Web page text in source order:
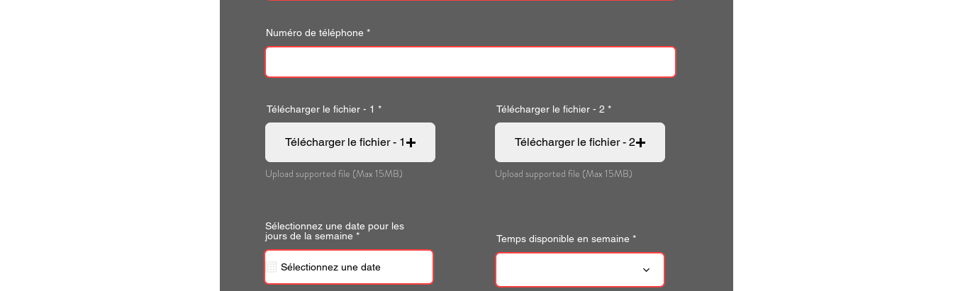
Sélectionnez une date pour les
jours de la semaine *r
u
r
Temps disponible en semaine
Numéro de téléphone
Télécharger le fichier - 1
Télécharger le fichier - 1
Upload supported file (Max 15MB)
Télécharger le fichier - 2
Télécharger le fichier - 2
Upload supported file (Max 15MB)